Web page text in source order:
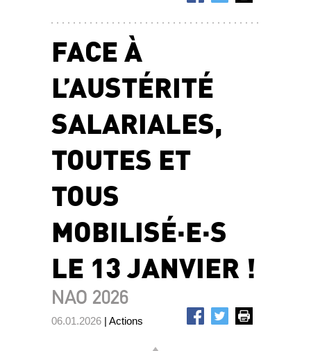
FACE À
L’AUSTÉRITÉ
SALARIALES,
TOUTES ET
TOUS
MOBILISÉ·E·S
LE 13 JANVIER !
NAO 2026
06.01.2026 | Actions